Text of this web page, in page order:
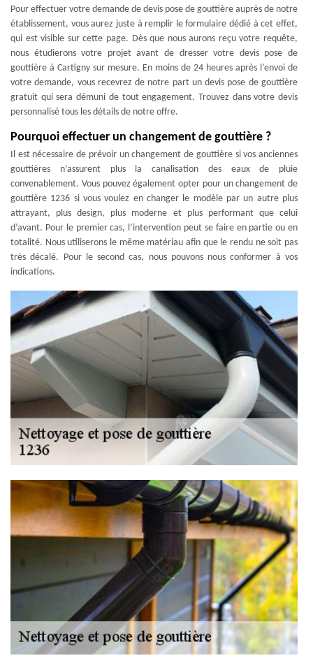
Pour effectuer votre demande de devis pose de gouttière auprès de notre
établissement, vous aurez juste à remplir le formulaire dédié à cet effet,
qui est visible sur cette page. Dès que nous aurons reçu votre requête,
nous étudierons votre projet avant de dresser votre devis pose de
gouttière à Cartigny sur mesure. En moins de 24 heures après l’envoi de
votre demande, vous recevrez de notre part un devis pose de gouttière
gratuit qui sera démuni de tout engagement. Trouvez dans votre devis
personnalisé tous les détails de notre offre.
Pourquoi effectuer un changement de gouttière ?
Il est nécessaire de prévoir un changement de gouttière si vos anciennes
gouttières n’assurent plus la canalisation des eaux de pluie
convenablement. Vous pouvez également opter pour un changement de
gouttière 1236 si vous voulez en changer le modèle par un autre plus
attrayant, plus design, plus moderne et plus performant que celui
d’avant. Pour le premier cas, l’intervention peut se faire en partie ou en
totalité. Nous utiliserons le même matériau afin que le rendu ne soit pas
très décalé. Pour le second cas, nous pouvons nous conformer à vos
indications.